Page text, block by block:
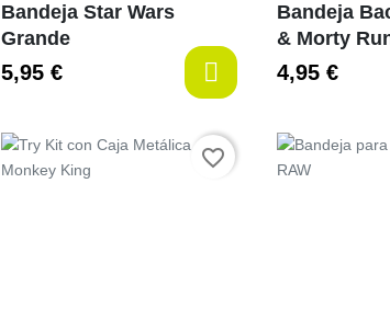
Bandeja Star Wars
Grande
5,95 €
Bandeja
& Morty
4,95 €
Preço favorite_border Preço